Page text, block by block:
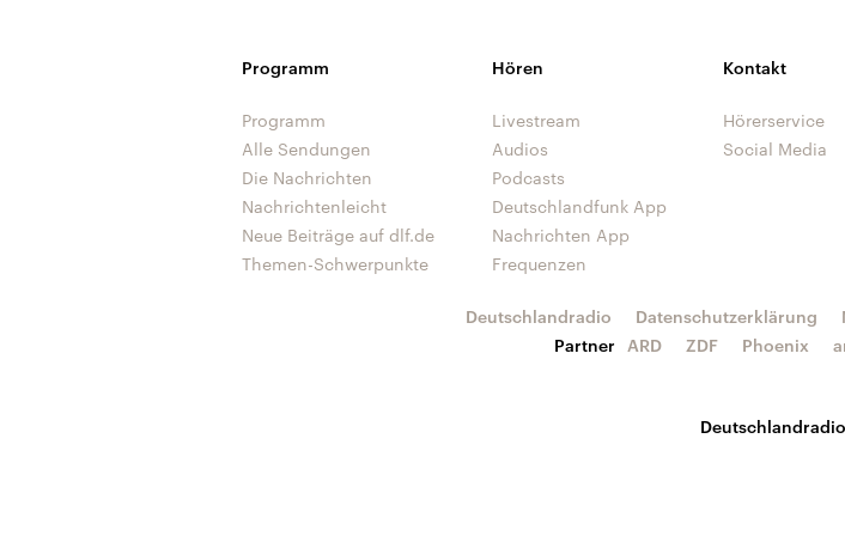
Programm
Programm
Alle Sendungen
Die Nachrichten
Nachrichtenleicht
Neue Beiträge auf dlf.de
Themen-Schwerpunkte
Hören
Livestream
Audios
Podcasts
Deutschlandfunk App
Nachrichten App
Frequenzen
Kontakt
Hörerservice
Social Media
Deutschlandradio Datenschutzerklärung
Partner
ARD ZDF Phoenix